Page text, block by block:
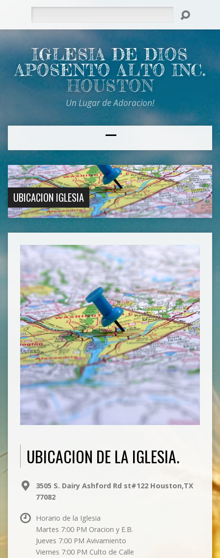
IGLESIA DE DIOS
APOSENTO ALTO INC.
HOUSTON
Un Lugar de Adoracion!
UBICACION IGLESIA
UBICACION DE LA IGLESIA.
3505 S. Dairy Ashford Rd st#122 Houston,TX
77082
Horario de la Iglesia
Martes 7:00 PM Oracion y E.B.
Jueves 7:00 PM Avivamiento
Viernes 7:00 PM Culto de Calle